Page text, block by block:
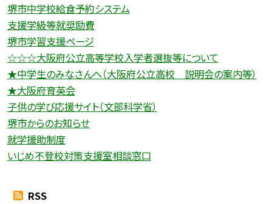
堺市中学校給食予約システム
支援学級等就奨励費
堺市学習支援ページ
☆☆☆大阪府公立高等学校入学者選抜等について
★中学生のみなさんへ（大阪府公立高校 説明会の案内等）
★大阪府育英会
子供の学び応援サイト（文部科学省）
堺市からのお知らせ
就学援助制度
いじめ不登校対策支援室相談窓口
RSS